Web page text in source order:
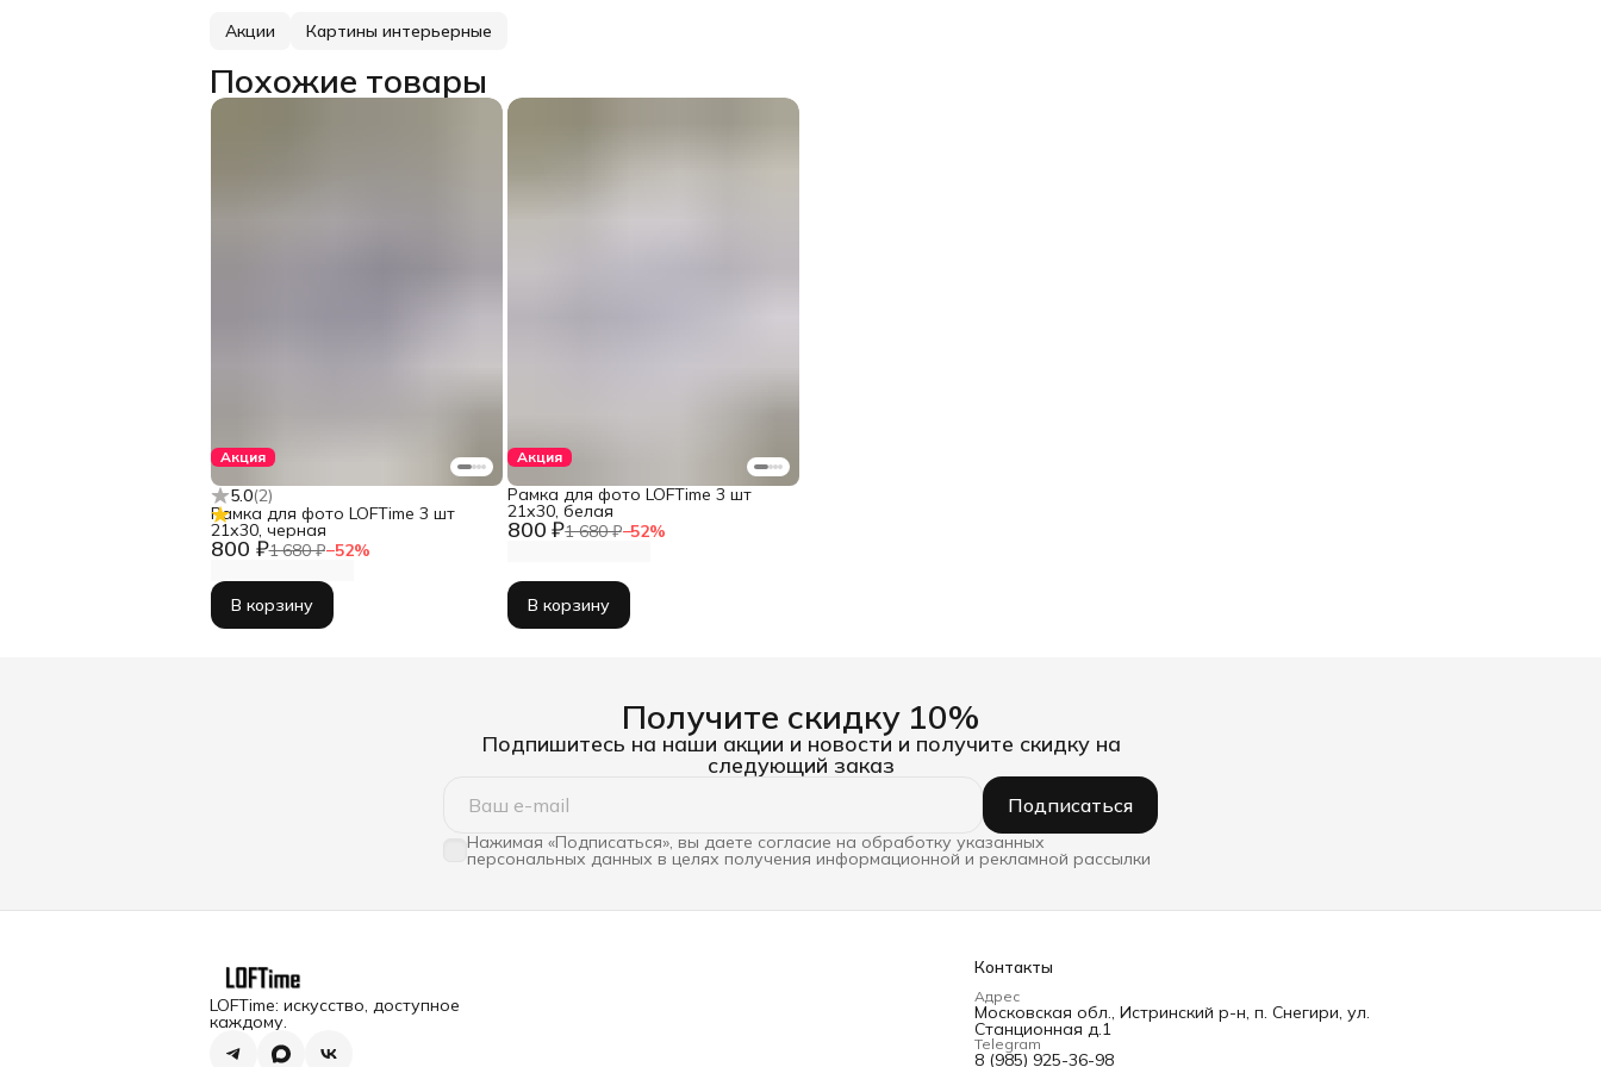
Акции Картины интерьерные
Похожие товары
Акция
5.0(2)
800 ₽1 680 ₽−52%
Рамка для фото LOFTime 3 шт
21х30, черная
В корзину
Акция
800 ₽1 680 ₽−52%
Рамка для фото LOFTime 3 шт
21х30, белая
В корзину
Получите скидку 10%
Подпишитесь на наши акции и новости и получите скидку на
следующий заказ
Подписаться
Нажимая «Подписаться», вы даете согласие на обработку указанных
персональных данных в целях получения информационной и рекламной рассылки
LOFTime: искусство, доступное
каждому.
Контакты
Адрес
Московская обл., Истринский р-н, п. Снегири, ул.
Станционная д.1
Telegram
8 (985) 925-36-98